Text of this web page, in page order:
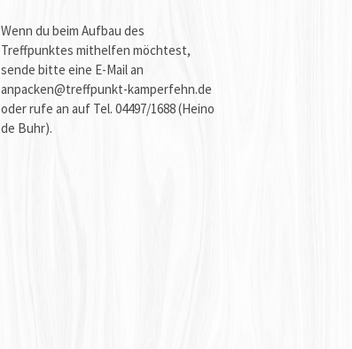
Wenn du beim Aufbau des
Treffpunktes mithelfen möchtest,
sende bitte eine E-Mail an
anpacken@treffpunkt-kamperfehn.de
oder rufe an auf Tel. 04497/1688 (Heino
de Buhr).